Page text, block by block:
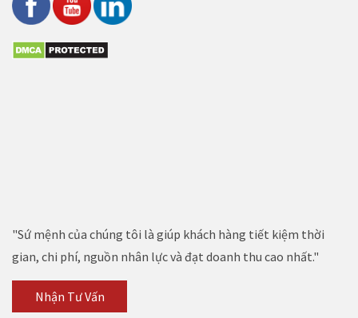
"Sứ mệnh của chúng tôi là giúp khách hàng tiết kiệm thời
gian, chi phí, nguồn nhân lực và đạt doanh thu cao nhất."
Nhận Tư Vấn